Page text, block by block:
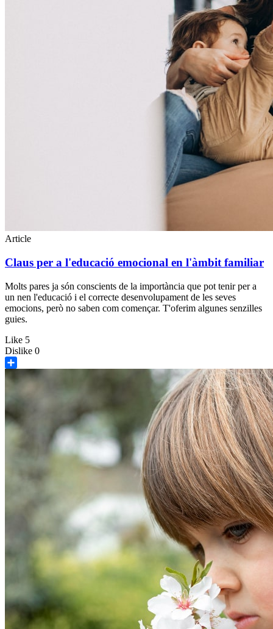
Article
Claus per a l'educació emocional en l'àmbit familiar
Molts pares ja són conscients de la importància que pot tenir per a
un nen l'educació i el correcte desenvolupament de les seves
emocions, però no saben com començar. T'oferim algunes senzilles
guies.
Like 5
Dislike 0
Share